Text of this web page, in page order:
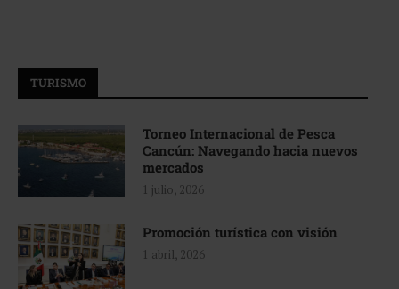
TURISMO
Torneo Internacional de Pesca
Cancún: Navegando hacia nuevos
mercados
1 julio, 2026
Promoción turística con visión
1 abril, 2026